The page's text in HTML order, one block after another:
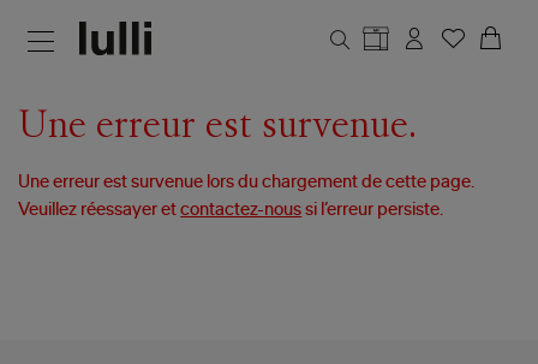
Une erreur est survenue.
Une erreur est survenue lors du chargement de cette page.
Veuillez réessayer etcontactez-nous si l’erreur persiste.